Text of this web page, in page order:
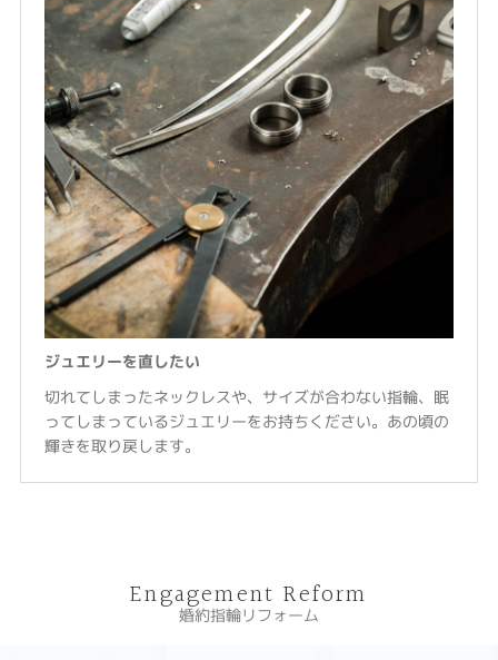
ジュエリーを直したい
切れてしまったネックレスや、サイズが合わない指輪、眠
ってしまっているジュエリーをお持ちください。あの頃の
輝きを取り戻します。
Engagement Reform
婚約指輪リフォーム